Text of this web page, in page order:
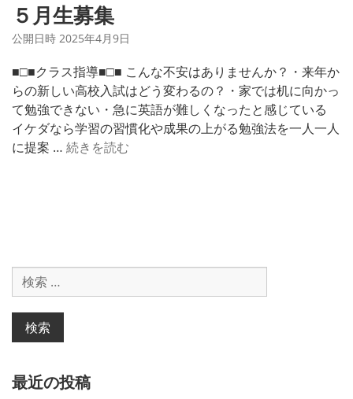
習
2
0
2
５月生募集
公開日時 2025年4月9日
■□■クラス指導■□■ こんな不安はありませんか？・来年か
らの新しい高校入試はどう変わるの？・家では机に向かっ
て勉強できない・急に英語が難しくなったと感じている
イケダなら学習の習慣化や成果の上がる勉強法を一人一人
に提案 … 続きを読む
最近の投稿